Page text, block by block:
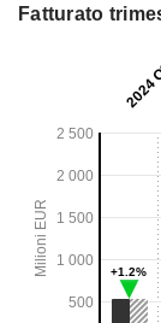
Fatturato